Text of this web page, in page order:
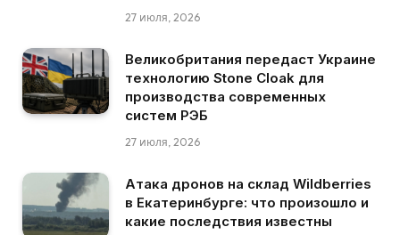
27 июля, 2026
Великобритания передаст Украине
технологию Stone Cloak для
производства современных
систем РЭБ
27 июля, 2026
Атака дронов на склад Wildberries
в Екатеринбурге: что произошло и
какие последствия известны